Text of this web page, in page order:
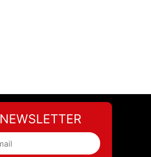
NEWSLETTER